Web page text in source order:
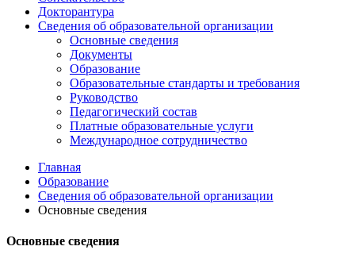
Докторантура
Сведения об образовательной организации
Основные сведения
Документы
Образование
Образовательные стандарты и требования
Руководство
Педагогический состав
Платные образовательные услуги
Международное сотрудничество
Главная
Образование
Сведения об образовательной организации
Основные сведения
Основные сведения